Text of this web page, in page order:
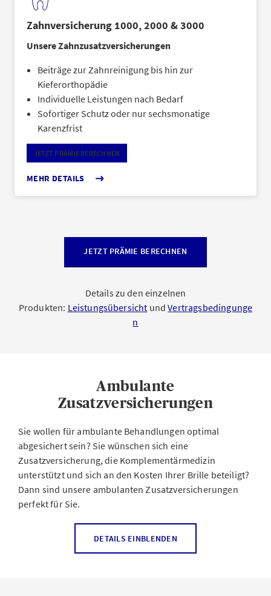
Zahnversicherung 1000, 2000 & 3000
Unsere Zahnzusatzversicherungen
Beiträge zur Zahnreinigung bis hin zur
Kieferorthopädie
Individuelle Leistungen nach Bedarf
Sofortiger Schutz oder nur sechsmonatige
Karenzfrist
JETZT PRÄMIE BERECHNEN
MEHR DETAILS
JETZT PRÄMIE BERECHNEN
Details zu den einzelnen
Produkten: Leistungsübersicht undVertragsbedingunge
n
Ambulante
Zusatzversicherungen
Sie wollen für ambulante Behandlungen optimal
abgesichert sein? Sie wünschen sich eine
Zusatzversicherung, die Komplementärmedizin
unterstützt und sich an den Kosten Ihrer Brille beteiligt?
Dann sind unsere ambulanten Zusatzversicherungen
perfekt für Sie.
DETAILS EINBLENDEN